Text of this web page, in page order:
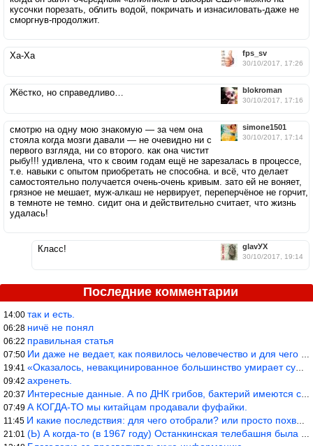
кусочки порезать, облить водой, покричать и изнасиловать-даже не
сморгнув-продолжит.
fps_sv
30/10/2017, 17:26
Ха-Ха
blokroman
30/10/2017, 17:16
Жёстко, но справедливо…
simone1501
30/10/2017, 17:14
смотрю на одну мою знакомую — за чем она
стояла когда мозги давали — не очевидно ни с
первого взгляда, ни со второго. как она чистит
рыбу!!! удивлена, что к своим годам ещё не зарезалась в процессе,
т.е. навыки с опытом приобретать не способна. и всё, что делает
самостоятельно получается очень-очень кривым. зато ей не воняет,
грязное не мешает, муж-алкаш не нервирует, переперчёное не горчит,
в темноте не темно. сидит она и действительно считает, что жизнь
удалась!
glavУХ
30/10/2017, 19:14
Класс!
Последние комментарии
14:00 так и есть.
06:28 ничё не понял
06:22 правильная статья
07:50 Ии даже не ведает, как появилось человечество и для чего оно сущ
19:41 «Оказалось, невакцинированное большинство умирает существенно ча
09:42 ахренеть.
20:37 Интересные данные. А по ДНК грибов, бактерий имеются сведения из
07:49 А КОГДА-ТО мы китайцам продавали фуфайки.
11:45 И какие последствия: для чего отобрали? или просто похвастались.
21:01 (Ь) А когда-то (в 1967 году) Останкинская телебашня была самым в